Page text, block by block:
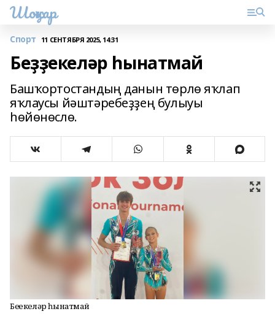
Шоңҡар
Спорт 11 СЕНТЯБРЯ 2025, 14:31
Беҙҙекеләр һынатмай
Башҡортостандың данын төрлө яҡлап
яҡлаусы йәштәребеҙҙең булыуы
һөйөнөслө.
Беҙҙекеләр һынатмай